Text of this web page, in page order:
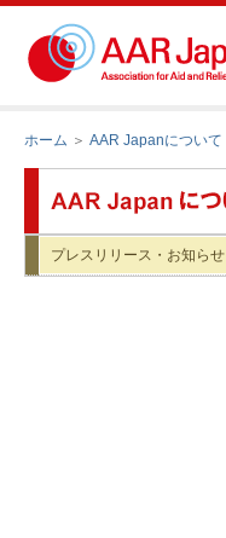
ホーム ＞ AAR Japanについて
プレスリリース・お知らせ